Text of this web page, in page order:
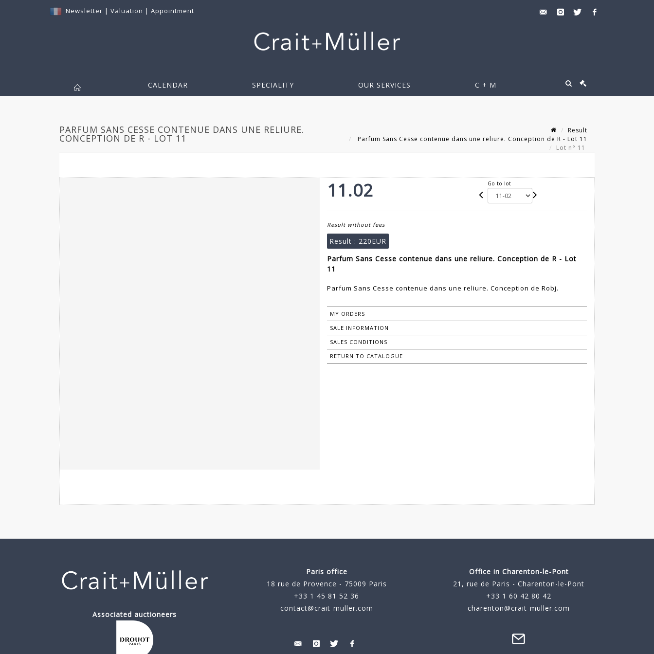
Newsletter | Valuation | Appointment
CALENDAR SPECIALITY OUR SERVICES C + M
PARFUM SANS CESSE CONTENUE DANS UNE RELIURE.
CONCEPTION DE R - LOT 11
Result
Parfum Sans Cesse contenue dans une reliure. Conception de R - Lot 11
Lot n° 11
11.02 Go to lot
Result without fees
Result : 220EUR
Parfum Sans Cesse contenue dans une reliure. Conception de R - Lot
11
Parfum Sans Cesse contenue dans une reliure. Conception de Robj.
MY ORDERS
SALE INFORMATION
SALES CONDITIONS
RETURN TO CATALOGUE
Associated auctioneers
Paris office
18 rue de Provence - 75009 Paris
+33 1 45 81 52 36
contact@crait-muller.com
Office in Charenton-le-Pont
21, rue de Paris - Charenton-le-Pont
+33 1 60 42 80 42
charenton@crait-muller.com